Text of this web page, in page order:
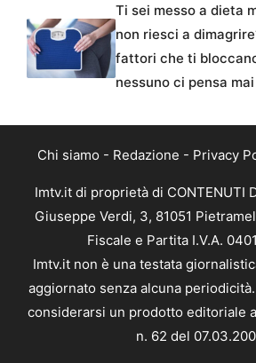
Ti sei messo a dieta
non riesci a
fattori che ti
nessuno ci pensa mai
Chi siamo - Redazione - Privacy
Imtv.it di proprietà di CONTENUTI
Giuseppe Verdi, 3, 81051
Fiscale e Partita I.V.A.
Imtv.it non è una testata
aggiornato senza alcuna
considerarsi un prodotto editoriale
n. 62 del